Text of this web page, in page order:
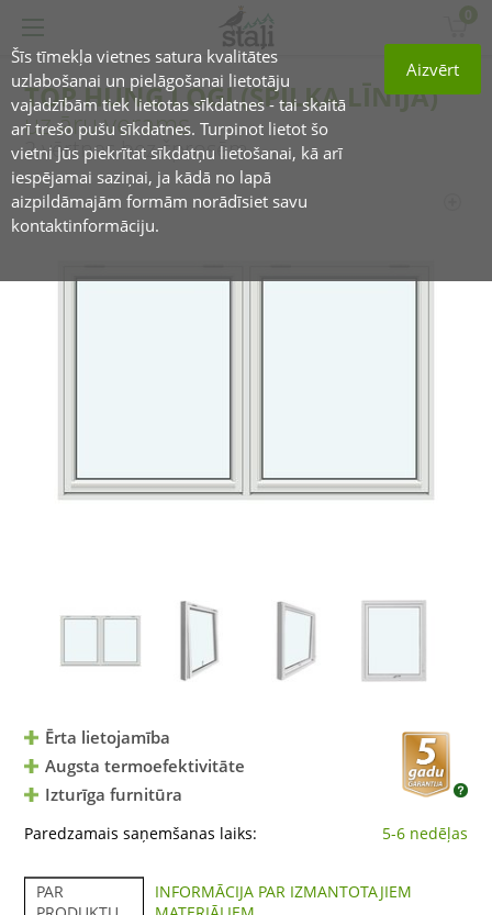
Šīs tīmekļa vietnes satura kvalitātes
uzlabošanai un pielāgošanai lietotāju
vajadzībām tiek lietotas sīkdatnes - tai skaitā
arī trešo pušu sīkdatnes. Turpinot lietot šo
vietni Jūs piekrītat sīkdatņu lietošanai, kā arī
iespējamai saziņai, ja kādā no lapā
aizpildāmajām formām norādīsiet savu
kontaktinformāciju.
Aizvērt
0
TOP HUNG LOGI (SPILKA LĪNIJA)
uz āru verams
2 vērtnes bez šprosēm
Ērta lietojamība
Augsta termoefektivitāte
Izturīga furnitūra
Paredzamais saņemšanas laiks: 5-6 nedēļas
PAR
INFORMĀCIJA PAR IZMANTOTAJIEM